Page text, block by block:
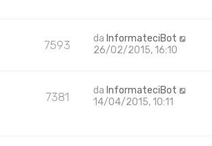
7593 da InformateciBot
26/02/2015, 16:10
7381 da InformateciBot
14/04/2015, 10:11